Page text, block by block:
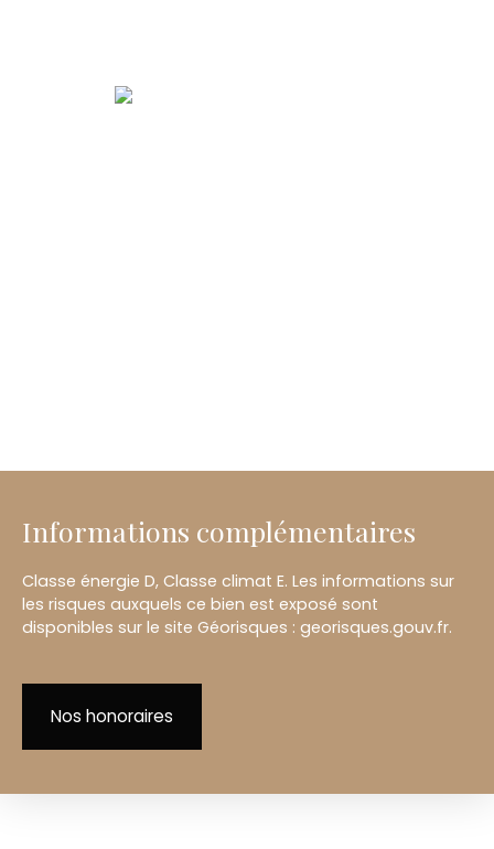
Informations complémentaires
Classe énergie D, Classe climat E. Les informations sur
les risques auxquels ce bien est exposé sont
disponibles sur le site Géorisques : georisques.gouv.fr.
Nos honoraires